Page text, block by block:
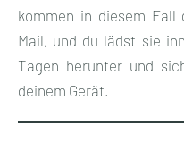
kommen in diesem Fall
Mail, und du lädst sie
Tagen herunter und
deinem Gerät.